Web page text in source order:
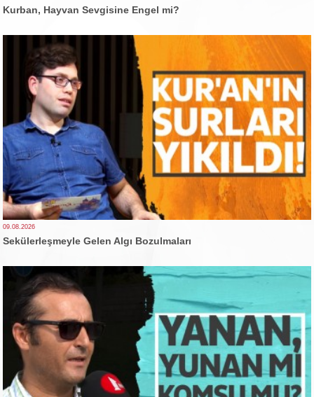
Kurban, Hayvan Sevgisine Engel mi?
09.08.2026
Sekülerleşmeyle Gelen Algı Bozulmaları